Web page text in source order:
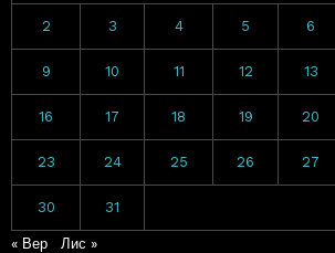
2 3 4 5 6
9 10 11 12 13
16 17 18 19 20
23 24 25 26 27
30 31
« Вер Лис »